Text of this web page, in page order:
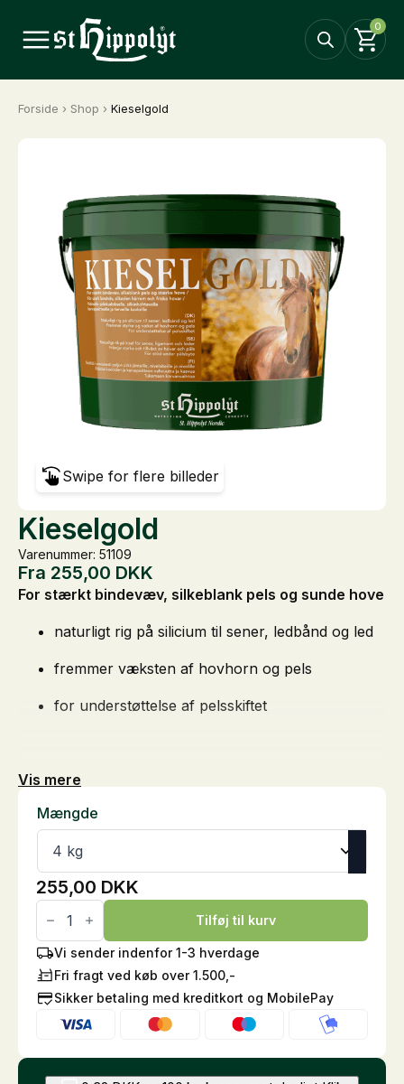
0
Forside › Shop › Kieselgold
Swipe for flere billeder
Kieselgold
Varenummer: 51109
Fra 255,00 DKK
For stærkt bindevæv, silkeblank pels og sunde hove
naturligt rig på silicium til sener, ledbånd og led
fremmer væksten af hovhorn og pels
for understøttelse af pelsskiftet
Vis mere
Mængde
255,00 DKK
Kieselgold
antal
Tilføj til kurv
Vi sender indenfor 1-3 hverdage
Fri fragt ved køb over 1.500,-
Sikker betaling med kreditkort og MobilePay